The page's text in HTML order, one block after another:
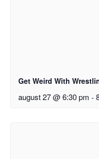
Get Weird With
august 27 @ 6:30 pm -